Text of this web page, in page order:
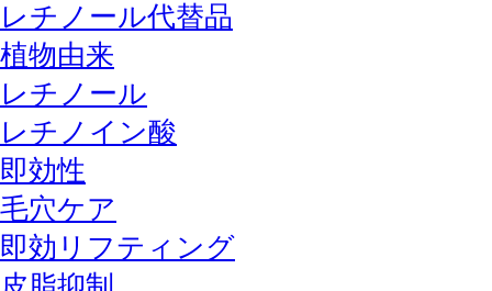
レチノール代替品
植物由来
レチノール
レチノイン酸
即効性
毛穴ケア
即効リフティング